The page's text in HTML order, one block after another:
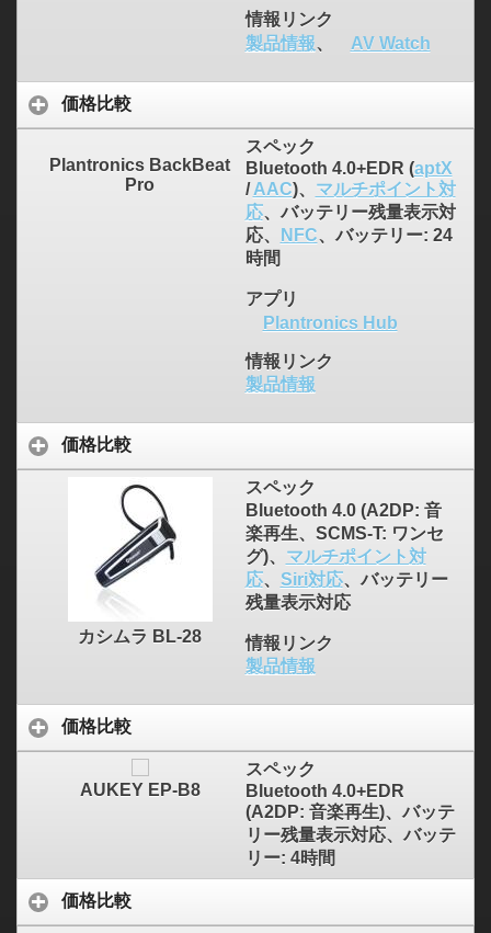
情報リンク
製品情報、 AV Watch
価格比較
Plantronics BackBeat
Pro
スペック
Bluetooth 4.0+EDR (aptX
/AAC)、 マルチポイント対
応、バッテリー残量表示対
応、
NFC、バッテリー: 24
時間
アプリ
Plantronics Hub
情報リンク
製品情報
価格比較
カシムラ BL-28
スペック
Bluetooth 4.0 (A2DP: 音
楽再生、SCMS-T: ワンセ
グ)、 マルチポイント対
応、 Siri対応、バッテリー
残量表示対応
情報リンク
製品情報
価格比較
AUKEY EP-B8
スペック
Bluetooth 4.0+EDR
(A2DP: 音楽再生)、バッテ
リー残量表示対応、バッテ
リー: 4時間
価格比較